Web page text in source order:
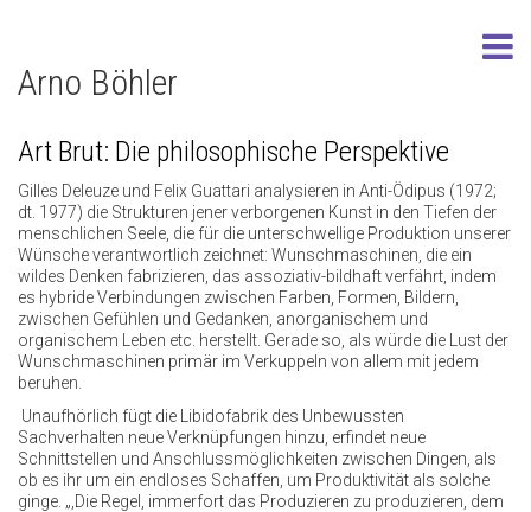
Arno Böhler
Art Brut: Die philosophische Perspektive
Gilles Deleuze und Felix Guattari analysieren in Anti-Ödipus (1972;
dt. 1977) die Strukturen jener verborgenen Kunst in den Tiefen der
menschlichen Seele, die für die unterschwellige Produktion unserer
Wünsche verantwortlich zeichnet: Wunschmaschinen, die ein
wildes Denken fabrizieren, das assoziativ-bildhaft verfährt, indem
es hybride Verbindungen zwischen Farben, Formen, Bildern,
zwischen Gefühlen und Gedanken, anorganischem und
organischem Leben etc. herstellt. Gerade so, als würde die Lust der
Wunschmaschinen primär im Verkuppeln von allem mit jedem
beruhen.
Unaufhörlich fügt die Libidofabrik des Unbewussten
Sachverhalten neue Verknüpfungen hinzu, erfindet neue
Schnittstellen und Anschlussmöglichkeiten zwischen Dingen, als
ob es ihr um ein endloses Schaffen, um Produktivität als solche
ginge. „,Die Regel, immerfort das Produzieren zu produzieren, dem